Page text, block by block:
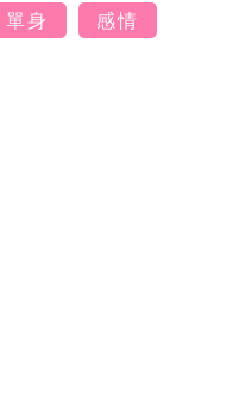
單身
感情